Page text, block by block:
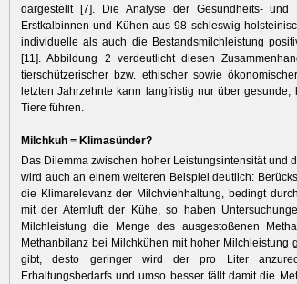
dargestellt [7]. Die Analyse der Gesundheits- und
Erstkalbinnen und Kühen aus 98 schleswig-
individuelle als auch die Bestandsmilchleistung
[11]. Abbildung 2 verdeutlicht diesen
tierschützerischer bzw. ethischer sowie
letzten Jahrzehnte kann langfristig nur über
Tiere führen.
Milchkuh = Klimasünder?
Das Dilemma zwischen hoher Leistungsintensität und
wird auch an einem weiteren Beispiel deutlich:
die Klimarelevanz der Milchviehhaltung, bedingt
mit der Atemluft der Kühe, so haben
Milchleistung die Menge des ausgestoßenen
Methanbilanz bei Milchkühen mit hoher Milchleistung
gibt, desto geringer wird der pro Liter
Erhaltungsbedarfs und umso besser fällt damit die